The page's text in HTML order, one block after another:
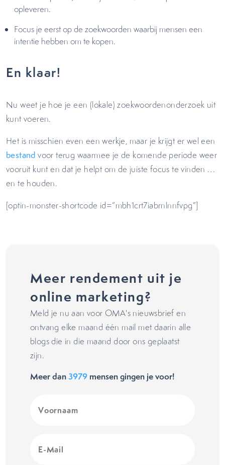
opleveren.
Focus je eerst op de zoekwoorden waarbij mensen een
intentie hebben om te kopen.
En klaar!
Nu weet je hoe je een (lokale) zoekwoordenonderzoek uit
kunt voeren.
Het is misschien even een werkje, maar je krijgt er wel een
bestand voor terug waarmee je de komende periode weer
vooruit kunt en dat je helpt om de juiste focus te vinden …
en te houden.
[optin-monster-shortcode id=”mbh1crt7iabrnlnnfvpg”]
Meer rendement uit je
online marketing?
Meld je nu aan voor OMA's nieuwsbrief en
ontvang elke maand één mail met daarin alle
blogs die in die maand door ons geplaatst
zijn.
Meer dan3979 mensen gingen je voor!
(Vereist)
Mail